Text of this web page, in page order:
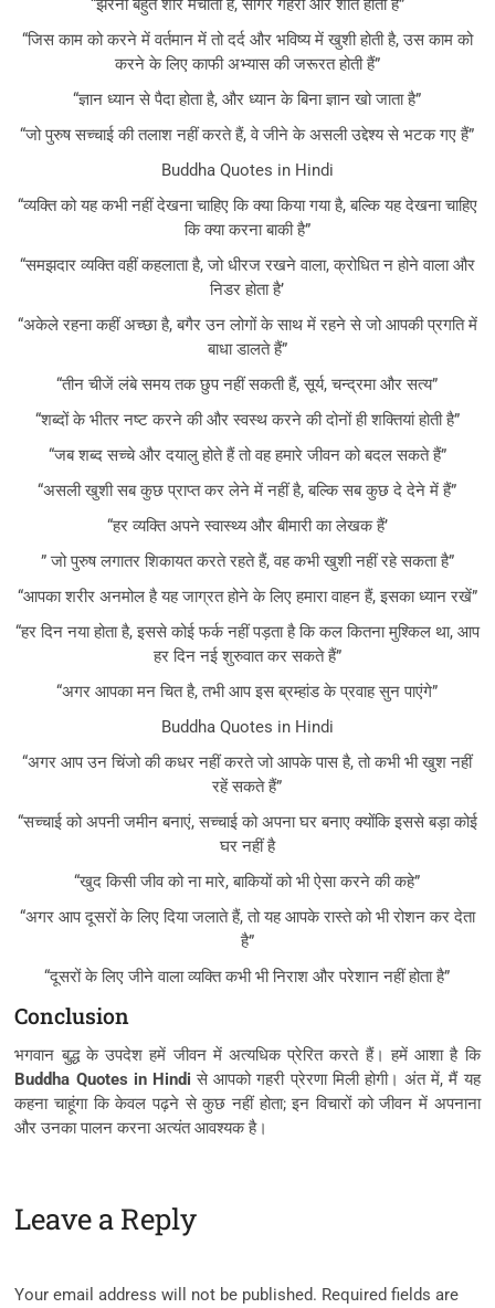
“झरना बहुत शोर मचाता है, सागर गहरा और शांत होता है”
“जिस काम को करने में वर्तमान में तो दर्द और भविष्य में खुशी होती है, उस काम को
करने के लिए काफी अभ्यास की जरूरत होती हैं”
“ज्ञान ध्यान से पैदा होता है, और ध्यान के बिना ज्ञान खो जाता है”
“जो पुरुष सच्चाई की तलाश नहीं करते हैं, वे जीने के असली उद्देश्य से भटक गए हैं”
Buddha Quotes in Hindi
“व्यक्ति को यह कभी नहीं देखना चाहिए कि क्या किया गया है, बल्कि यह देखना चाहिए
कि क्या करना बाकी है”
“समझदार व्यक्ति वहीं कहलाता है, जो धीरज रखने वाला, क्रोधित न होने वाला और
निडर होता है’
“अकेले रहना कहीं अच्छा है, बगैर उन लोगों के साथ में रहने से जो आपकी प्रगति में
बाधा डालते हैं”
“तीन चीजें लंबे समय तक छुप नहीं सकती हैं, सूर्य, चन्द्रमा और सत्य”
“शब्दों के भीतर नष्ट करने की और स्वस्थ करने की दोनों ही शक्तियां होती है”
“जब शब्द सच्चे और दयालु होते हैं तो वह हमारे जीवन को बदल सकते हैं”
“असली खुशी सब कुछ प्राप्त कर लेने में नहीं है, बल्कि सब कुछ दे देने में हैं”
“हर व्यक्ति अपने स्वास्थ्य और बीमारी का लेखक हैं’
” जो पुरुष लगातर शिकायत करते रहते हैं, वह कभी खुशी नहीं रहे सकता है”
“आपका शरीर अनमोल है यह जाग्रत होने के लिए हमारा वाहन हैं, इसका ध्यान रखें”
“हर दिन नया होता है, इससे कोई फर्क नहीं पड़ता है कि कल कितना मुश्किल था, आप
हर दिन नई शुरुवात कर सकते हैं”
“अगर आपका मन चित है, तभी आप इस ब्रम्हांड के प्रवाह सुन पाएंगे”
Buddha Quotes in Hindi
“अगर आप उन चिंजो की कधर नहीं करते जो आपके पास है, तो कभी भी खुश नहीं
रहें सकते हैं”
“सच्चाई को अपनी जमीन बनाएं, सच्चाई को अपना घर बनाए क्योंकि इससे बड़ा कोई
घर नहीं है
“खुद किसी जीव को ना मारे, बाकियों को भी ऐसा करने की कहे”
“अगर आप दूसरों के लिए दिया जलाते हैं, तो यह आपके रास्ते को भी रोशन कर देता
है”
“दूसरों के लिए जीने वाला व्यक्ति कभी भी निराश और परेशान नहीं होता है”
Conclusion
भगवान बुद्ध के उपदेश हमें जीवन में अत्यधिक प्रेरित करते हैं। हमें आशा है कि
Buddha Quotes in Hindi से आपको गहरी प्रेरणा मिली होगी। अंत में, मैं यह
कहना चाहूंगा कि केवल पढ़ने से कुछ नहीं होता; इन विचारों को जीवन में अपनाना
और उनका पालन करना अत्यंत आवश्यक है।
Leave a Reply
Your email address will not be published. Required fields are